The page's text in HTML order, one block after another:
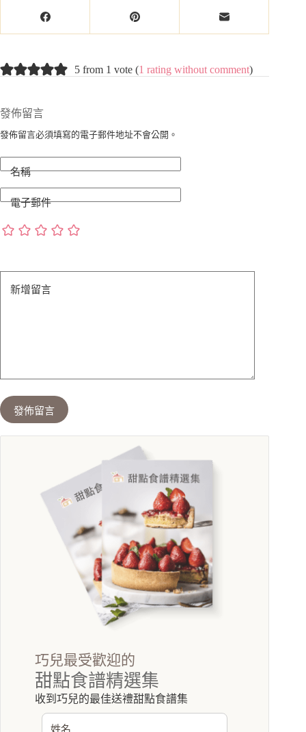
5 from 1 vote (1 rating without comment)
發佈留言
發佈留言必須填寫的電子郵件地址不會公開。
名稱
電子郵件
新增留言
發佈留言
巧兒最受歡迎的
甜點食譜精選集
收到巧兒的最佳送禮甜點食譜集